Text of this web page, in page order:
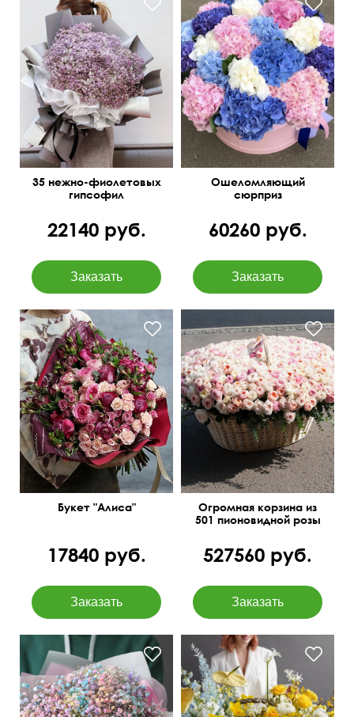
35 нежно-фиолетовых
гипсофил
22140 руб.
В диаметре от 80 см
Ошеломляющий
сюрприз
60260 руб.
Букет "Алиса"
17840 руб.
Смотрится потрясающе!
Огромная корзина из
501 пионовидной розы
527560 руб.
Сезонная корзина из роз,
нарциссов, нарине,
дельфиниума,